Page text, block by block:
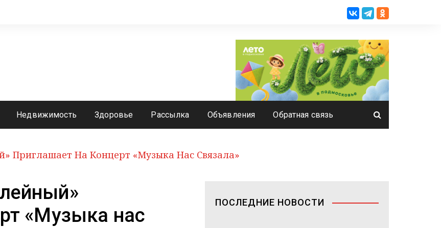
Недвижимость Здоровье Рассылка Объявления Обратная связь
Приглашает На Концерт «Музыка Нас Связала»
«Музыка нас
ПОСЛЕДНИЕ НОВОСТИ